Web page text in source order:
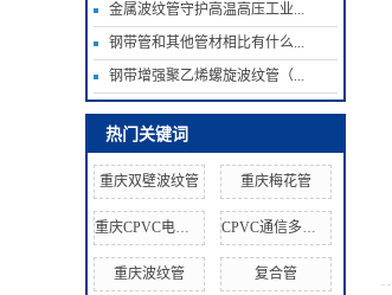
金属波纹管守护高温高压工业...
钢带管和其他管材相比有什么...
钢带增强聚乙烯螺旋波纹管（...
热门关键词
重庆双壁波纹管 重庆梅花管
重庆CPVC电力管 CPVC通信多孔管
重庆波纹管 复合管